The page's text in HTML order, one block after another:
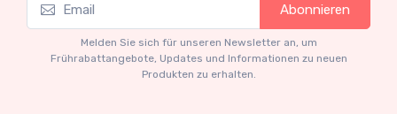
Ferrari 166 MM Abarth Metallic Silver Press
€227.05 €239.00
Abonnieren
Melden Sie sich für unseren Newsletter an, um
Frührabattangebote, Updates und Informationen zu neuen
Produkten zu erhalten.